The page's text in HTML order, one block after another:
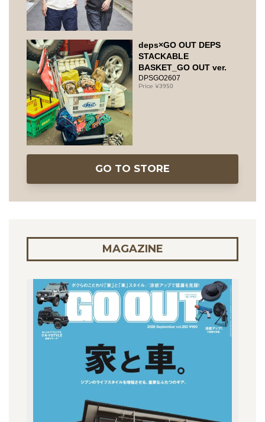
deps×GO OUT DEPS
STACKABLE
BASKET_GO OUT ver.
DPSGO2607
3950
GO TO STORE
MAGAZINE